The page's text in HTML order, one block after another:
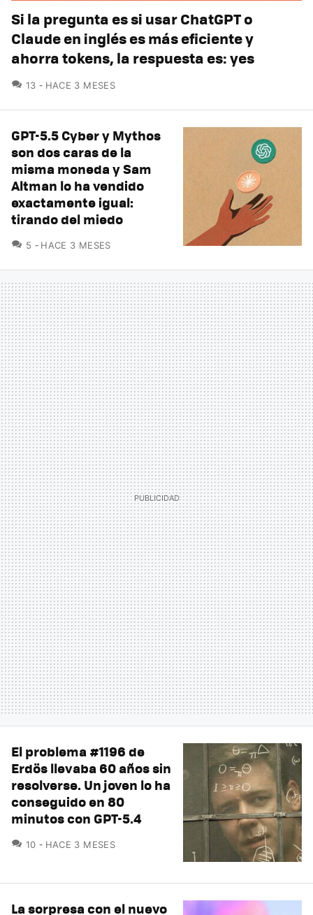
Si la pregunta es si usar ChatGPT o
Claude en inglés es más eficiente y
ahorra tokens, la respuesta es: yes
13 COMENTARIOS
HACE 3 MESES
GPT-5.5 Cyber y Mythos
son dos caras de la
misma moneda y Sam
Altman lo ha vendido
exactamente igual:
tirando del miedo
5 COMENTARIOS
HACE 3 MESES
El problema #1196 de
Erdös llevaba 60 años sin
resolverse. Un joven lo ha
conseguido en 80
minutos con GPT-5.4
10 COMENTARIOS
HACE 3 MESES
La sorpresa con el nuevo